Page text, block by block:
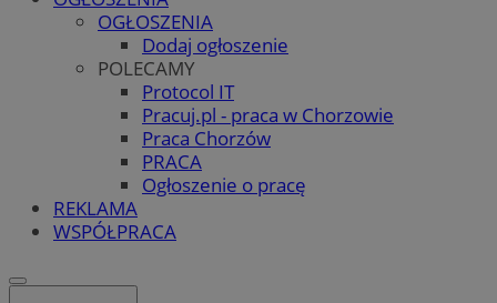
OGŁOSZENIA
Dodaj ogłoszenie
POLECAMY
Protocol IT
Pracuj.pl - praca w Chorzowie
Praca Chorzów
PRACA
Ogłoszenie o pracę
REKLAMA
WSPÓŁPRACA